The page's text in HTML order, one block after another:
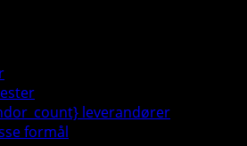
leverandører
formål